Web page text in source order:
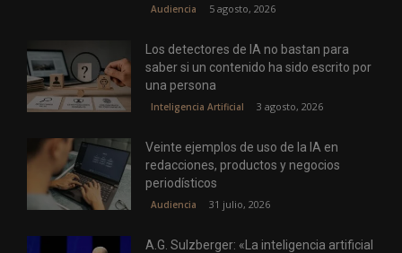
Audiencia 5 agosto, 2026
Los detectores de IA no bastan para
saber si un contenido ha sido escrito por
una persona
Inteligencia Artificial 3 agosto, 2026
Veinte ejemplos de uso de la IA en
redacciones, productos y negocios
periodísticos
Audiencia 31 julio, 2026
A.G. Sulzberger: «La inteligencia artificial